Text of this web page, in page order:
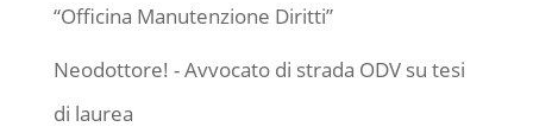
“Officina Manutenzione Diritti”
Neodottore! - Avvocato di strada ODVsu tesi
di laurea